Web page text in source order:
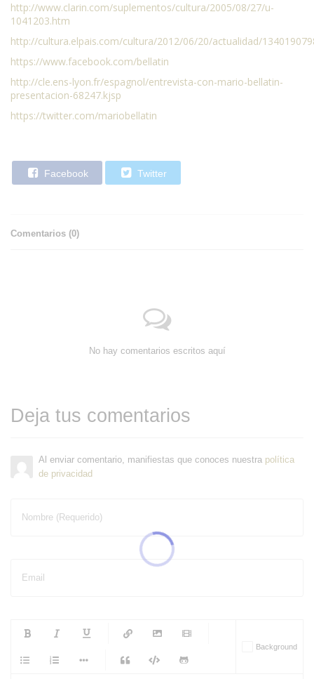
http://www.clarin.com/suplementos/cultura/2005/08/27/u-
1041203.htm
http://cultura.elpais.com/cultura/2012/06/20/actualidad/
https://www.facebook.com/bellatin
http://cle.ens-lyon.fr/espagnol/entrevista-con-mario-bellatin-
presentacion-68247.kjsp
https://twitter.com/mariobellatin
Facebook Twitter
Comentarios (0)
No hay comentarios escritos aquí
Deja tus comentarios
Al enviar comentario, manifiestas que conoces nuestra política
de privacidad
Nombre (Requerido)
Email
Background